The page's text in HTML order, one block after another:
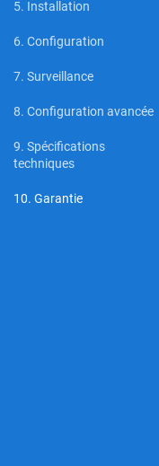
5. Installation
6. Configuration
7. Surveillance
8. Configuration avancée
9. Spécifications
techniques
10. Garantie